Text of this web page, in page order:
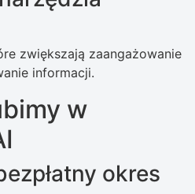
zwiększają zaangażowanie
informacji.
w
okres